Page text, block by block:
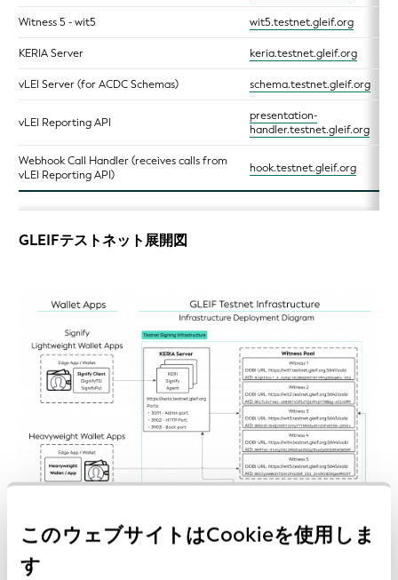
このウェブサイトはCookieを使用しま
す
Witness 5 - wit5 wit5.testnet.gleif.org
KERIA Server keria.testnet.gleif.org
vLEI Server (for ACDC Schemas) schema.testnet.gleif.org
vLEI Reporting API
presentation-
handler.testnet.gleif.org
Webhook Call Handler (receives calls from
vLEI Reporting API)
hook.testnet.gleif.org
GLEIFテストネット展開図